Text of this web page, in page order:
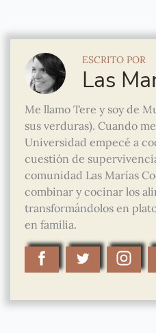
ESCRITO POR
Las
Me llamo Tere y soy de
sus verduras). Cuando
Universidad empecé a
cuestión de
comunidad Las Marías
combinar y cocinar los
transformándolos en
en familia.